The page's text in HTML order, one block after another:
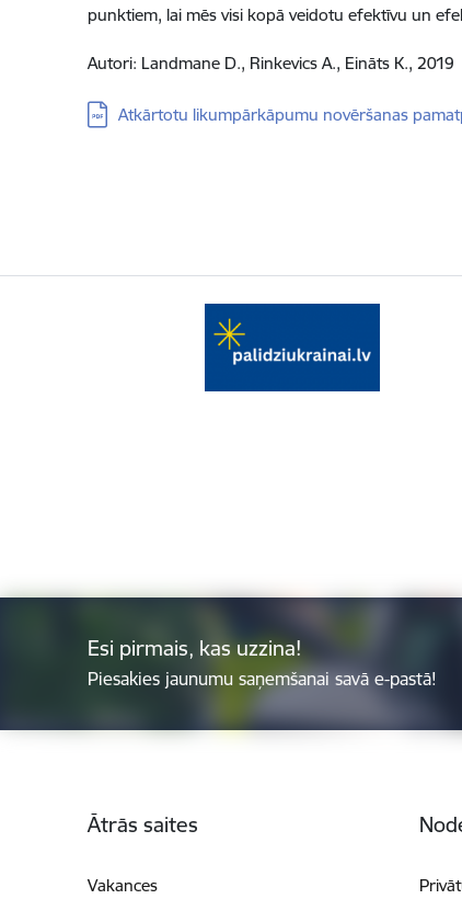
punktiem, lai mēs visi kopā veidotu efektīvu un
Autori: Landmane D., Rinkevics A., Eināts K., 2019
Lejupielādēt:
Atkārtotu likumpārkāpumu novēršanas
Esi pirmais, kas uzzina!
Piesakies jaunumu saņemšanai savā e-pastā!
Ātrās saites
Vakances